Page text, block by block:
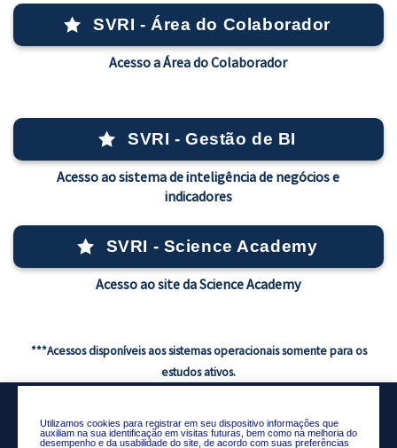
SVRI - Área do Colaborador
Acesso a Área do Colaborador
SVRI - Gestão de BI
Acesso ao sistema de inteligência de negócios e
indicadores
SVRI - Science Academy
Acesso ao site da Science Academy
***Acessos disponíveis aos sistemas operacionais somente para os
estudos ativos.
Utilizamos cookies para registrar em seu dispositivo informações que
auxiliam na sua identificação em visitas futuras, bem como na melhoria do
desempenho e da usabilidade do site, de acordo com suas preferências